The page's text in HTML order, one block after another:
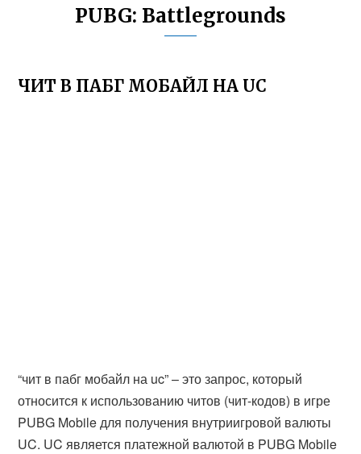
PUBG: Battlegrounds
ЧИТ В ПАБГ МОБАЙЛ НА UC
“чит в пабг мобайл на uc” – это запрос, который
относится к использованию читов (чит-кодов) в игре
PUBG Mobile для получения внутриигровой валюты
UC. UC является платежной валютой в PUBG Mobile